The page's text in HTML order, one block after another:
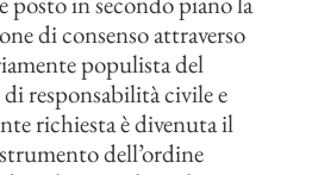
di consenso attraverso
populista del
di responsabilità civile e
richiesta è divenuta il
dell’ordine